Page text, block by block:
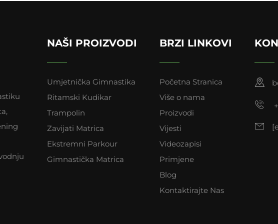
NAŠI PROIZVODI
Umjetnička Gimnastika
Ritamski Kudikar
Trampolin
Zavijati Matrica
Ekstremni Parkour
Gimnastička Matrica
BRZI LINKOVI
Početna Stranica
Više o nama
Proizvodi
Vijesti
Videozapisi
Primjene
Blog
Kontaktirajte Nas